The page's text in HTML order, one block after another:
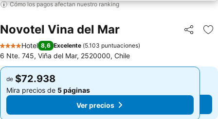
Cómo los pagos afectan nuestro ranking
Novotel Vina del Mar Compartir
4 Estrellas
Hotel 8,6 Excelente (5.103 puntuaciones)
6 Nte. 745, Viña del Mar, 2520000, Chile
de $72.938
Mira precios de 5 páginas
Ver precios
de $72.938
Mira precios de 5 páginas
Ver precios